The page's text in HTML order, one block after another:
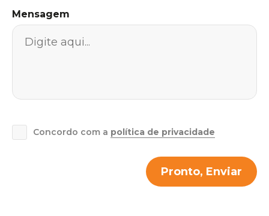
Mensagem
Concordo com a política de privacidade
Pronto, Enviar